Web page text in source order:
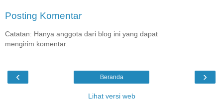
Posting Komentar
Catatan: Hanya anggota dari blog ini yang dapat
mengirim komentar.
‹ ›
Beranda
Lihat versi web